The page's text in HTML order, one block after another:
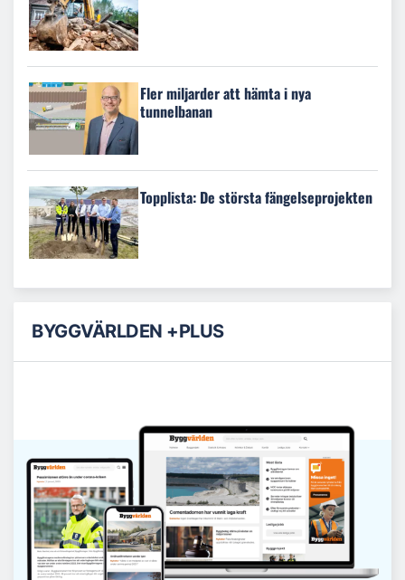
Fler miljarder att hämta i nya
tunnelbanan
Topplista: De största fängelseprojekten
BYGGVÄRLDEN +PLUS